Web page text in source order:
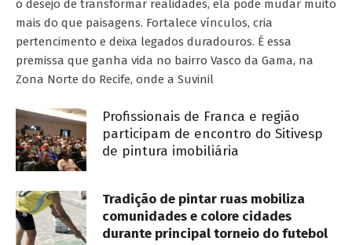
o desejo de transformar realidades, ela pode mudar muito
mais do que paisagens. Fortalece vínculos, cria
pertencimento e deixa legados duradouros. É essa
premissa que ganha vida no bairro Vasco da Gama, na
Zona Norte do Recife, onde a Suvinil
Profissionais de Franca e região
participam de encontro do Sitivesp
de pintura imobiliária
Tradição de pintar ruas mobiliza
comunidades e colore cidades
durante principal torneio do futebol